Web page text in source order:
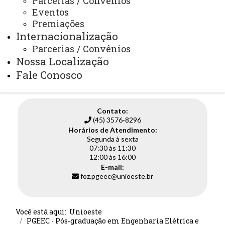
Eventos
Premiações
Internacionalização
Parcerias / Convênios
Nossa Localização
Fale Conosco
Edital 013/2025: seleção de alunos especiais
para o 2º semestre de 2025 - Aprovados!
1 2 3 4 5
Contato:
(45) 3576-8296
Horários de Atendimento:
Segunda à sexta
07:30 às 11:30
12:00 às 16:00
E-mail:
foz.pgeec@unioeste.br
Você está aqui: Unioeste
PGEEC - Pós-graduação em Engenharia Elétrica e